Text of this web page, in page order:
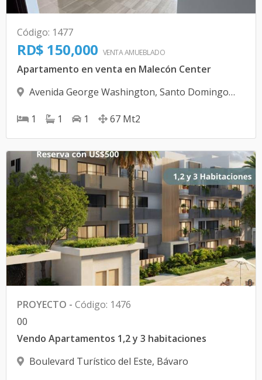
Código: 1477
RD$ 150,000 VENTA AMUEBLADO
Apartamento en venta en Malecón Center
Avenida George Washington, Santo Domingo
1
1 1 67 Mt2
0
PROYECTO - Código: 1476
00
Vendo Apartamentos 1,2 y 3 habitaciones
Boulevard Turístico del Este, Bávaro